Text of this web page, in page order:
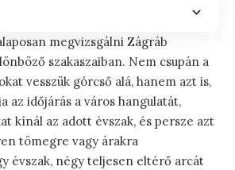
megvizsgálni Zágráb
szakaszaiban. Nem csupán a
vesszük górcső alá, hanem azt is,
az időjárás a város hangulatát,
kínál az adott évszak, és persze azt
tömegre vagy árakra
évszak, négy teljesen eltérő arcát